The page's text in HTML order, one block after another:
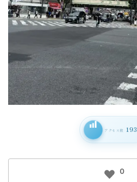
アクセス数 193
0